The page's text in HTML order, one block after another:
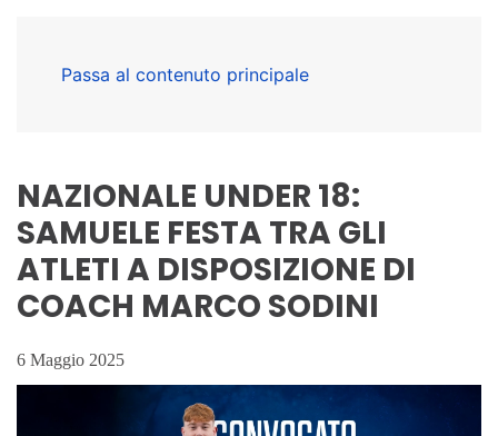
Passa al contenuto principale
NAZIONALE UNDER 18:
SAMUELE FESTA TRA GLI
ATLETI A DISPOSIZIONE DI
COACH MARCO SODINI
6 Maggio 2025